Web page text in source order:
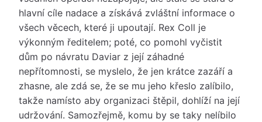
hlavní cíle nadace a získává zvláštní informace o
všech věcech, které ji upoutají. Rex Coll je
výkonným ředitelem; poté, co pomohl vyčistit
dům po návratu Daviar z její záhadné
nepřítomnosti, se myslelo, že jen krátce zazáří a
zhasne, ale zdá se, že se mu jeho křeslo zalíbilo,
takže namísto aby organizaci štěpil, dohlíží na její
udržování. Samozřejmě, komu by se taky nelíbilo